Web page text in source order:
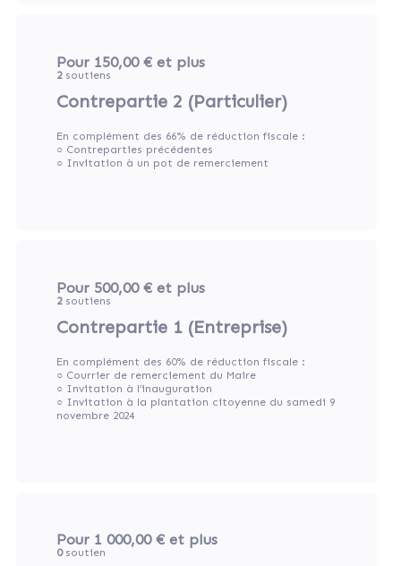
Pour 150,00 € et plus
2soutiens
Contrepartie 2 (Particulier)
En complément des 66% de réduction fiscale :
○ Contreparties précédentes
○ Invitation à un pot de remerciement
Pour 500,00 € et plus
2soutiens
Contrepartie 1 (Entreprise)
En complément des 60% de réduction fiscale :
○ Courrier de remerciement du Maire
○ Invitation à l’inauguration
○ Invitation à la plantation citoyenne du samedi 9
novembre 2024
Pour 1 000,00 € et plus
0soutien